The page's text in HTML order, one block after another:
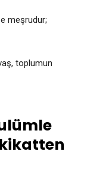
meşrudur;
toplumun